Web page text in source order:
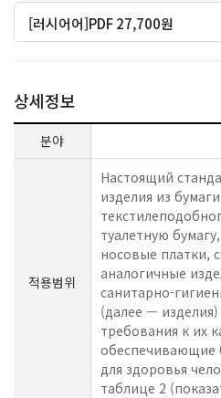
[러시어어]PDF 27,700원
상세정보
분야
적용범위
Настоящий
изделия из
туалетную
носовые платки,
аналогичные
санитарно-
(далее —
требования к их
обеспечивающие
для здоровья
таблице 2